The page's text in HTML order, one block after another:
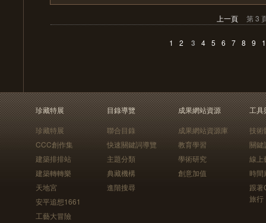
上一頁 第 3
1 2 3 4 5 6 7 8 9
珍藏特展
珍藏特展
CCC創作集
建築排排站
建築轉轉樂
天地宮
安平追想1661
工藝大冒險
目錄導覽
聯合目錄
快速關鍵詞導覽
主題分類
典藏機構
進階搜尋
成果網站資源
成果網站資源庫
教育學習
學術研究
創意加值
工具
技術
關鍵
線上
時間
跟
旅行